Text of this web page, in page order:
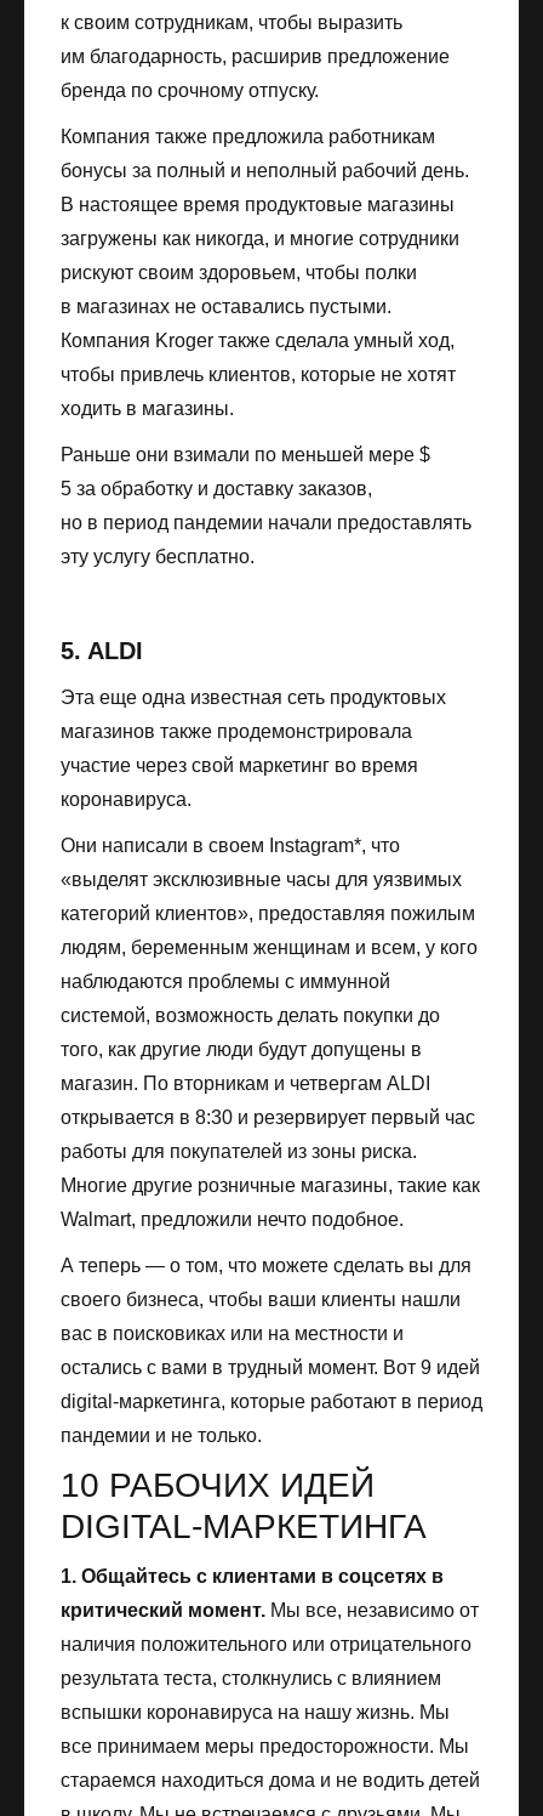
к своим сотрудникам, чтобы выразить
им благодарность, расширив предложение
бренда по срочному отпуску.
Компания также предложила работникам
бонусы за полный и неполный рабочий день.
В настоящее время продуктовые магазины
загружены как никогда, и многие сотрудники
рискуют своим здоровьем, чтобы полки
в магазинах не оставались пустыми.
Компания Kroger также сделала умный ход,
чтобы привлечь клиентов, которые не хотят
ходить в магазины.
Раньше они взимали по меньшей мере $
5 за обработку и доставку заказов,
но в период пандемии начали предоставлять
эту услугу бесплатно.
5. ALDI
Эта еще одна известная сеть продуктовых
магазинов также продемонстрировала
участие через свой маркетинг во время
коронавируса.
Они написали в своем Instagram*, что
«выделят эксклюзивные часы для уязвимых
категорий клиентов», предоставляя пожилым
людям, беременным женщинам и всем, у кого
наблюдаются проблемы с иммунной
системой, возможность делать покупки до
того, как другие люди будут допущены в
магазин. По вторникам и четвергам ALDI
открывается в 8:30 и резервирует первый час
работы для покупателей из зоны риска.
Многие другие розничные магазины, такие как
Walmart, предложили нечто подобное.
А теперь — о том, что можете сделать вы для
своего бизнеса, чтобы ваши клиенты нашли
вас в поисковиках или на местности и
остались с вами в трудный момент. Вот 9 идей
digital-маркетинга, которые работают в период
пандемии и не только.
10 РАБОЧИХ ИДЕЙ
DIGITAL-МАРКЕТИНГА
1. Общайтесь с клиентами в соцсетях в
критический момент. Мы все, независимо от
наличия положительного или отрицательного
результата теста, столкнулись с влиянием
вспышки коронавируса на нашу жизнь. Мы
все принимаем меры предосторожности. Мы
стараемся находиться дома и не водить детей